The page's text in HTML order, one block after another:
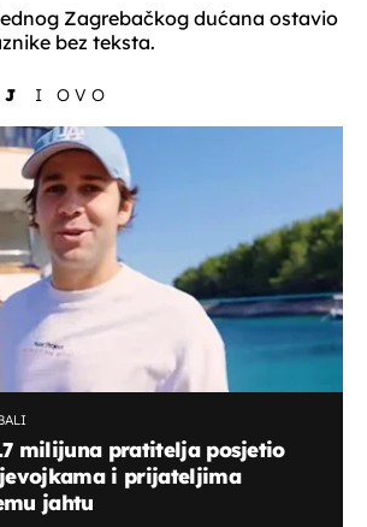
Zagrebačkog dućana ostavio
bez teksta.
I OVO
milijuna pratitelja posjetio
i prijateljima
jahtu